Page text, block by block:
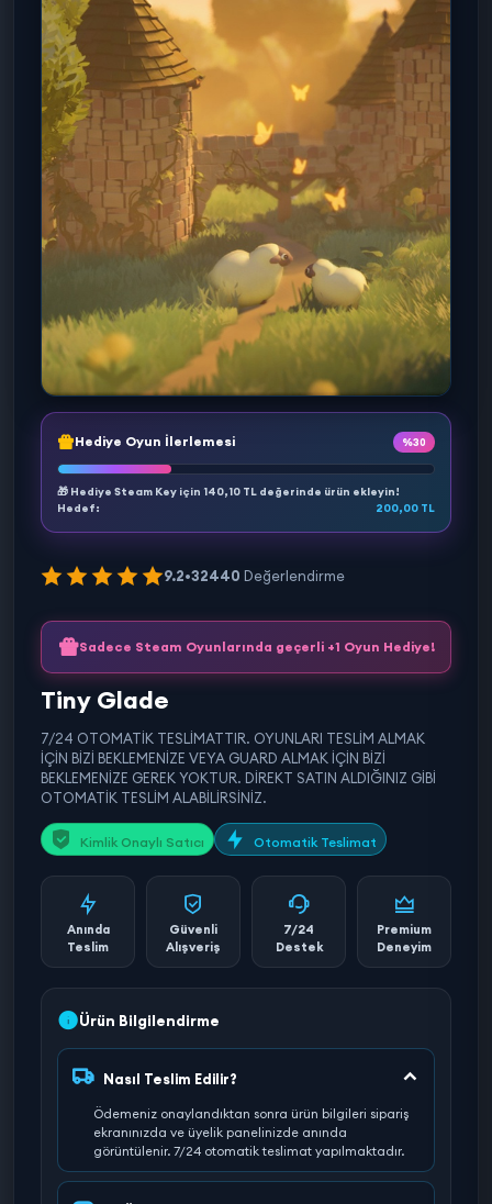
Hediye Oyun İlerlemesi %30
🎁 Hediye Steam Key için 140,10 TL değerinde ürün ekleyin!
Hedef:
200,00 TL
9.2•32440 Değerlendirme
Sadece Steam Oyunlarında geçerli +1 Oyun Hediye!
Tiny Glade
7/24 OTOMATİK TESLİMATTIR. OYUNLARI TESLİM ALMAK
İÇİN BİZİ BEKLEMENİZE VEYA GUARD ALMAK İÇİN BİZİ
BEKLEMENİZE GEREK YOKTUR. DİREKT SATIN ALDIĞINIZ GİBİ
OTOMATİK TESLİM ALABİLİRSİNİZ.
Kimlik Onaylı Satıcı Otomatik Teslimat
Anında
Teslim
Güvenli
Alışveriş
7/24
Destek
Premium
Deneyim
Ürün Bilgilendirme
Nasıl Teslim Edilir?
Ödemeniz onaylandıktan sonra ürün bilgileri sipariş
ekranınızda ve üyelik panelinizde anında
görüntülenir. 7/24 otomatik teslimat yapılmaktadır.